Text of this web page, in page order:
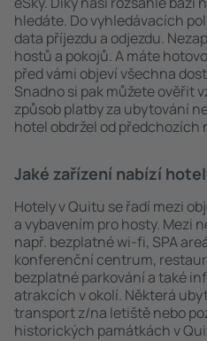
hledáte. Do vyhledávacích
data příjezdu a odjezdu.
hostů a pokojů. A máte
před vámi objeví všechna
Snadno si pak můžete ověřit
způsob platby za ubytování
hotel obdržel od předchozích
Jaké zařízení nabízí
Hotely v Quitu se řadí mezi
a vybavením pro hosty. Mezi
např. bezplatné wi-fi, SPA
konferenční centrum,
bezplatné parkování a také
atrakcích v okolí. Některá
transport z/na letiště nebo
historických památkách v